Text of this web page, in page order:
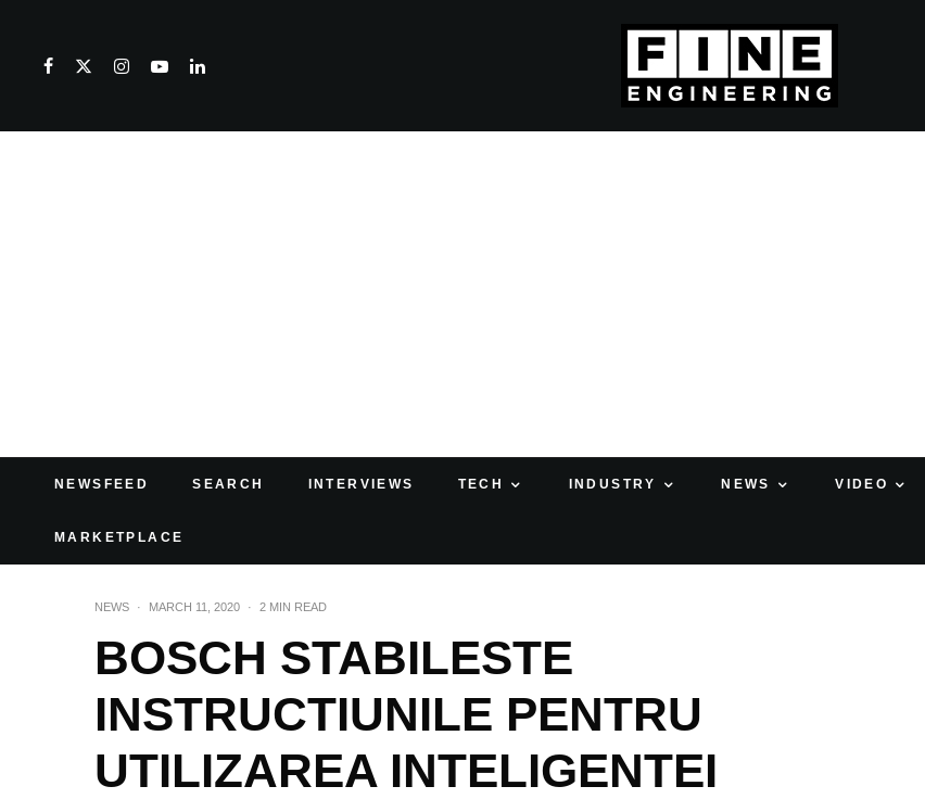
NEWSFEED SEARCH INTERVIEWS TECH INDUSTRY NEWS VIDEO
MARKETPLACE
NEWS · MARCH 11, 2020 · 2 MIN READ
BOSCH STABILESTE
INSTRUCTIUNILE PENTRU
UTILIZAREA INTELIGENTEI